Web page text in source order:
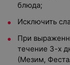
блюда;
Исключить
При
течение 3-х
(Мезим,